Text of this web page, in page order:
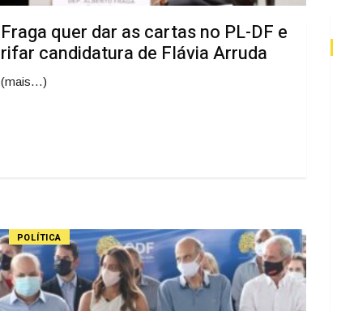
Fraga quer dar as cartas no PL-DF e
rifar candidatura de Flávia Arruda
(mais…)
POLÍTICA